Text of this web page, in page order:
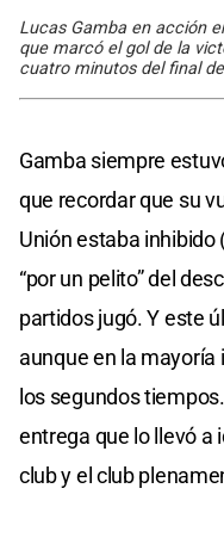
Lucas Gamba en acción
que marcó el gol de la
cuatro minutos del final
Gamba siempre
que recordar que su
Unión estaba inhibido
“por un pelito” del
partidos jugó. Y este
aunque en la
los segundos
entrega que lo llevó a
club y el club